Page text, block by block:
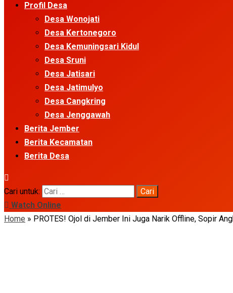
Profil Desa
Desa Wonojati
Desa Kertonegoro
Desa Kemuningsari Kidul
Desa Sruni
Desa Jatisari
Desa Jatimulyo
Desa Cangkring
Desa Jenggawah
Berita Jember
Berita Kecamatan
Berita Desa
Cari untuk:
Watch Online
Home » PROTES! Ojol di Jember Ini Juga Narik Offline, Sopir